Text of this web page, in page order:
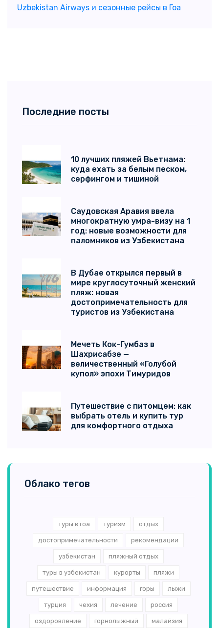
Uzbekistan Airways и сезонные рейсы в Гоа
Последние посты
10 лучших пляжей Вьетнама:
куда ехать за белым песком,
серфингом и тишиной
Саудовская Аравия ввела
многократную умра-визу на 1
год: новые возможности для
паломников из Узбекистана
В Дубае открылся первый в
мире круглосуточный женский
пляж: новая
достопримечательность для
туристов из Узбекистана
Мечеть Кок-Гумбаз в
Шахрисабзе —
величественный «Голубой
купол» эпохи Тимуридов
Путешествие с питомцем: как
выбрать отель и купить тур
для комфортного отдыха
Облако тегов
туры в гоа туризм отдых
достопримечательности рекомендации
узбекистан пляжный отдых
туры в узбекистан курорты пляжи
путешествие информация горы лыжи
турция чехия лечение россия
оздоровление горнолыжный малайзия